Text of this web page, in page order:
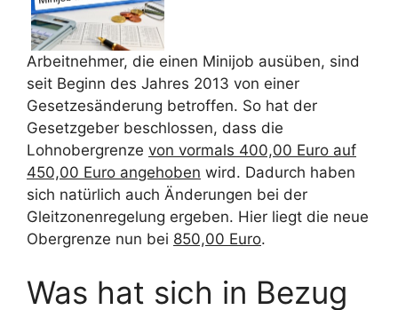
Arbeitnehmer, die einen Minijob ausüben, sind
seit Beginn des Jahres 2013 von einer
Gesetzesänderung betroffen. So hat der
Gesetzgeber beschlossen, dass die
Lohnobergrenze von vormals 400,00 Euro auf
450,00 Euro angehoben wird. Dadurch haben
sich natürlich auch Änderungen bei der
Gleitzonenregelung ergeben. Hier liegt die neue
Obergrenze nun bei 850,00 Euro.
Was hat sich in Bezug